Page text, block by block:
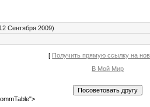
Сентября 2009)
[ Получить прямую ссылку на
В Мой Мир